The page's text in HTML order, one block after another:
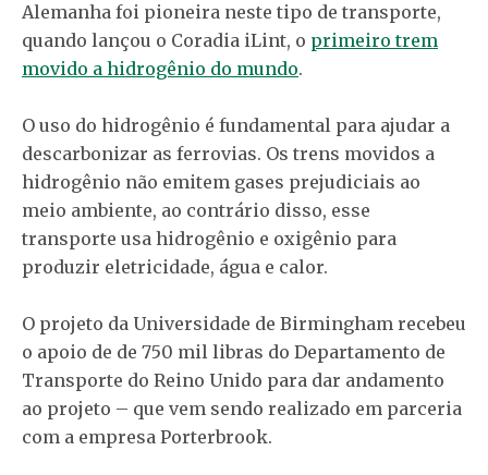
Alemanha foi pioneira neste tipo de transporte,
quando lançou o Coradia iLint, o primeiro trem
movido a hidrogênio do mundo.
O uso do hidrogênio é fundamental para ajudar a
descarbonizar as ferrovias. Os trens movidos a
hidrogênio não emitem gases prejudiciais ao
meio ambiente, ao contrário disso, esse
transporte usa hidrogênio e oxigênio para
produzir eletricidade, água e calor.
O projeto da Universidade de Birmingham recebeu
o apoio de de 750 mil libras do Departamento de
Transporte do Reino Unido para dar andamento
ao projeto – que vem sendo realizado em parceria
com a empresa Porterbrook.